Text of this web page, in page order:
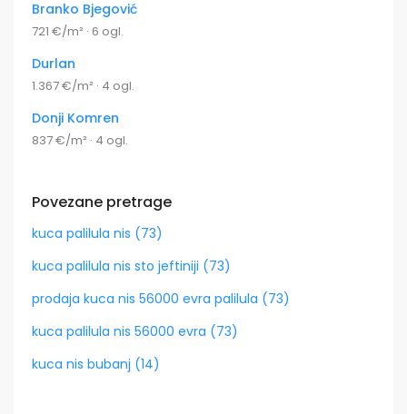
Branko Bjegović
721 €/m² · 6 ogl.
Durlan
1.367 €/m² · 4 ogl.
Donji Komren
837 €/m² · 4 ogl.
Povezane pretrage
kuca palilula nis (73)
kuca palilula nis sto jeftiniji (73)
prodaja kuca nis 56000 evra palilula (73)
kuca palilula nis 56000 evra (73)
kuca nis bubanj (14)